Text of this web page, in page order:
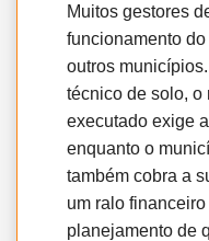
Muitos gestores
funcionamento
outros
técnico de solo, o
executado exige
enquanto o
também cobra a
um ralo
planejamento de